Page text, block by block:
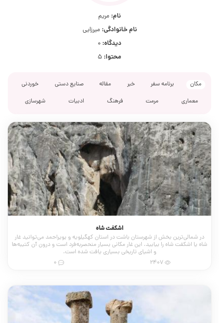
نام: مریم
نام خانوادگی: میرزایی
دیدگاه:
محتوا:
مکان برنامه سفر خبر مقاله صنایع دستی
خوردنی
معماری
مرمت فرهنگ ادبیات شهرسازی
اشکفت شاه
در شمالی‌ترین بخش از شهرستان باشت در استان کهگیلویه و بویراحمد می‌توانید غار
شاه یا اشکفت شاه را بیابید. این غار مکانی بسیار منحصربه‌فرد است و درون آن کتیبه‌ها
و اشیای تاریخی بسیاری یافت شده است.